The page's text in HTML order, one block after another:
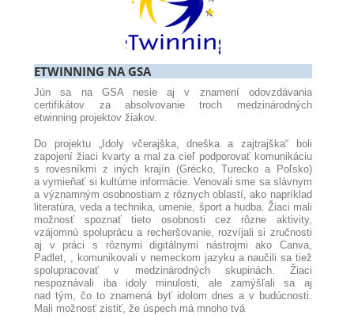
ETWINNING NA GSA
Jún sa na GSA nesie aj v znamení odovzdávania
certifikátov za absolvovanie troch medzinárodných
etwinning projektov žiakov.
Do projektu „Idoly včerajška, dneška a zajtrajška“ boli
zapojení žiaci kvarty a mal za cieľ podporovať komunikáciu
s rovesníkmi z iných krajín (Grécko, Turecko a Poľsko)
a vymieňať si kultúrne informácie. Venovali sme sa slávnym
a významným osobnostiam z rôznych oblastí, ako napríklad
literatúra, veda a technika, umenie, šport a hudba. Žiaci mali
možnosť spoznať tieto osobnosti cez rôzne aktivity,
vzájomnú spoluprácu a recheršovanie, rozvíjali si zručnosti
aj v práci s rôznymi digitálnymi nástrojmi ako Canva,
Padlet, , komunikovali v nemeckom jazyku a naučili sa tiež
spolupracovať v medzinárodných skupinách. Žiaci
nespoznávali iba idoly minulosti, ale zamýšľali sa aj
nad tým, čo to znamená byť idolom dnes a v budúcnosti.
Mali možnosť zistiť, že úspech má mnoho tvá